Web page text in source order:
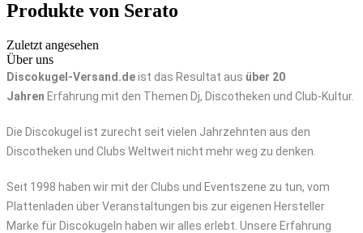
Produkte von Serato
Zuletzt angesehen
Über uns
Discokugel-Versand.deist das Resultat aus über 20
Jahren Erfahrung mit den Themen Dj, Discotheken und Club-Kultur.
Die Discokugel ist zurecht seit vielen Jahrzehnten aus den
Discotheken und Clubs Weltweit nicht mehr weg zu denken.
Seit 1998 haben wir mit der Clubs und Eventszene zu tun, vom
Plattenladen über Veranstaltungen bis zur eigenen Hersteller
Marke für Discokugeln haben wir alles erlebt. Unsere Erfahrung